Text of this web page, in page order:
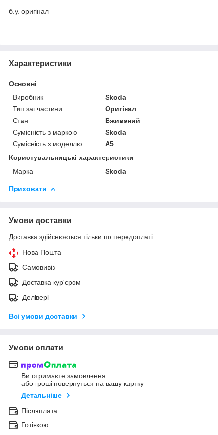
б.у. оригінал
Характеристики
Основні
Виробник
Skoda
Тип запчастини
Оригінал
Стан
Вживаний
Сумісність з маркою
Skoda
Сумісність з моделлю
A5
Користувальницькі характеристики
Марка
Skoda
Приховати
Умови доставки
Доставка здійснюється тільки по передоплаті.
Нова Пошта
Самовивіз
Доставка кур'єром
Делівері
Всі умови доставки
Умови оплати
Ви отримаєте замовлення
або гроші повернуться на вашу картку
Детальніше
Післяплата
Готівкою